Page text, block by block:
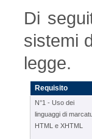
Di
sistemi
legge.
Requisito
N°1 - Uso dei
linguaggi di
HTML e XHTML